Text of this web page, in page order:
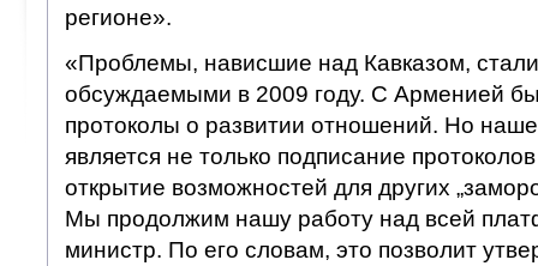
регионе».
«Проблемы, нависшие над Кавказом,
обсуждаемыми в 2009 году. С Арменией
протоколы о развитии отношений. Но
является не только подписание
открытие возможностей для других
Мы продолжим нашу работу над всей
министр. По его словам, это позволит